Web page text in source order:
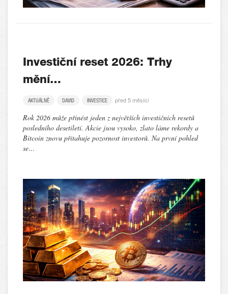
Investiční reset 2026: Trhy
mění…
AKTUÁLNĚ DAVID INVESTICE před 5 měsíci
Rok 2026 může přinést jeden z největších investičních resetů
posledního desetiletí. Akcie jsou vysoko, zlato láme rekordy a
Bitcoin znovu přitahuje pozornost investorů. Na první pohled
se…